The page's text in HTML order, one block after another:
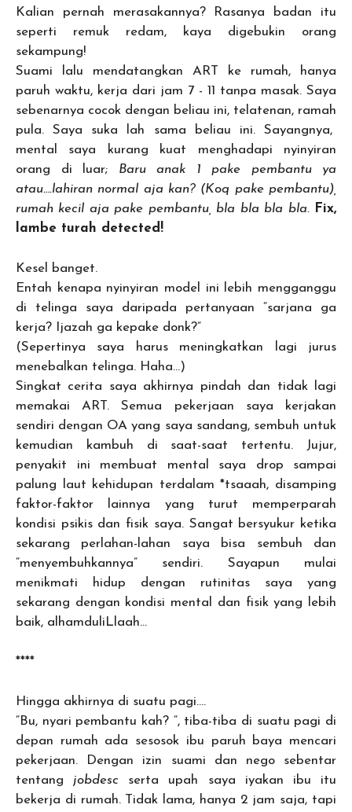
Kalian pernah merasakannya? Rasanya badan itu
seperti remuk redam, kaya digebukin orang
sekampung!
Suami lalu mendatangkan ART ke rumah, hanya
paruh waktu, kerja dari jam 7 - 11 tanpa masak. Saya
sebenarnya cocok dengan beliau ini, telatenan, ramah
pula. Saya suka lah sama beliau ini. Sayangnya,
mental saya kurang kuat menghadapi nyinyiran
orang di luar; Baru anak 1 pake pembantu ya
atau….lahiran normal aja kan? (Koq pake pembantu),
rumah kecil aja pake pembantu, bla bla bla bla. Fix,
lambe turah detected!
Kesel banget.
Entah kenapa nyinyiran model ini lebih mengganggu
di telinga saya daripada pertanyaan “sarjana ga
kerja? Ijazah ga kepake donk?”
(Sepertinya saya harus meningkatkan lagi jurus
menebalkan telinga. Haha…)
Singkat cerita saya akhirnya pindah dan tidak lagi
memakai ART. Semua pekerjaan saya kerjakan
sendiri dengan OA yang saya sandang, sembuh untuk
kemudian kambuh di saat-saat tertentu. Jujur,
penyakit ini membuat mental saya drop sampai
palung laut kehidupan terdalam *tsaaah, disamping
faktor-faktor lainnya yang turut memperparah
kondisi psikis dan fisik saya. Sangat bersyukur ketika
sekarang perlahan-lahan saya bisa sembuh dan
“menyembuhkannya” sendiri. Sayapun mulai
menikmati hidup dengan rutinitas saya yang
sekarang dengan kondisi mental dan fisik yang lebih
baik, alhamduliLlaah…
****
Hingga akhirnya di suatu pagi….
“Bu, nyari pembantu kah? “, tiba-tiba di suatu pagi di
depan rumah ada sesosok ibu paruh baya mencari
pekerjaan. Dengan izin suami dan nego sebentar
tentang jobdesc serta upah saya iyakan ibu itu
bekerja di rumah. Tidak lama, hanya 2 jam saja, tapi